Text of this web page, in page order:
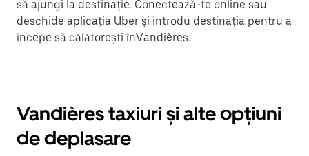
să ajungi la destinație. Conectează-te online sau
deschide aplicația Uber și introdu destinația pentru a
începe să călătorești înVandières.
Vandières taxiuri și alte opțiuni
de deplasare